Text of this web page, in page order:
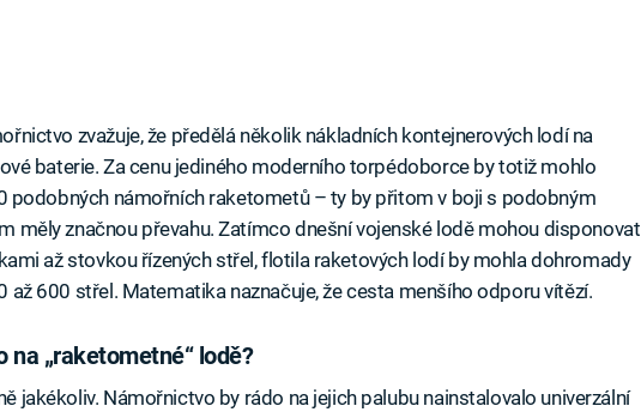
zvažuje, že předělá několik nákladních kontejnerových lodí na
baterie. Za cenu jediného moderního torpédoborce by totiž mohlo
podobných námořních raketometů – ty by přitom v boji s podobným
měly značnou převahu. Zatímco dnešní vojenské lodě mohou disponovat
až stovkou řízených střel, flotila raketových lodí by mohla dohromady
až 600 střel. Matematika naznačuje, že cesta menšího odporu vítězí.
na „raketometné“ lodě?
jakékoliv. Námořnictvo by rádo na jejich palubu nainstalovalo univerzální